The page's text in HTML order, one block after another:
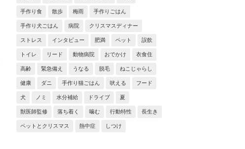
手作り食 散歩 梅雨 手作りごはん
手作り犬ごはん 病院 クリスマスディナー
ストレス インタビュー 肥満 ペット 誤飲
トイレ リード 動物病院 おでかけ 衣食住
高齢 緊急備え うなる 脱毛 ねこじゃらし
健康 ダニ 手作り猫ごはん 吠える フード
犬 ノミ 水分補給 ドライブ 夏
獣医師監修 落ち着く 噛む 行動特性 長生き
ペットとクリスマス 熱中症 しつけ